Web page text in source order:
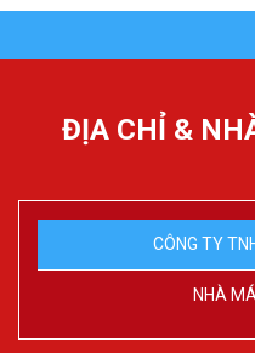
ĐỊA CHỈ &
CÔNG TY
NHÀ